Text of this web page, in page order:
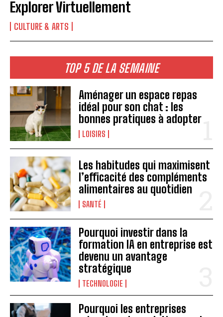
Explorer Virtuellement
CULTURE & ARTS
TOP 5 DE LA SEMAINE
Aménager un espace repas
idéal pour son chat : les
bonnes pratiques à adopter
LOISIRS
Les habitudes qui maximisent
l’efficacité des compléments
alimentaires au quotidien
SANTÉ
Pourquoi investir dans la
formation IA en entreprise est
devenu un avantage
stratégique
TECHNOLOGIE
Pourquoi les entreprises